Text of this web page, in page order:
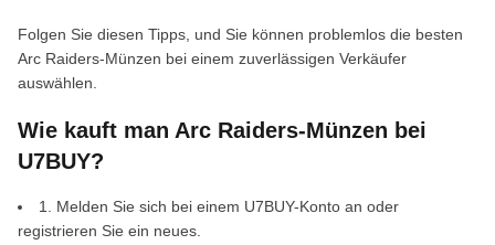
Folgen Sie diesen Tipps, und Sie können problemlos die besten
Arc Raiders-Münzen bei einem zuverlässigen Verkäufer
auswählen.
Wie kauft man Arc Raiders‑Münzen bei
U7BUY?
1. Melden Sie sich bei einem U7BUY-Konto an oder
registrieren Sie ein neues.